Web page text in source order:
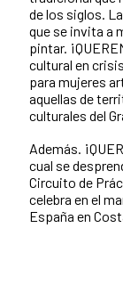
de los siglos.
que se invita a
pintar.
cultural en
para mujeres
aquellas de
culturales del
Además.
cual se
Circuito de
celebra en el
España en